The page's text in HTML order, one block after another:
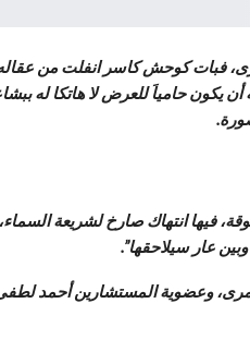
فبات كوحش كاسر انفلت من
حامياَ للعرض لا هاتكا له
فيها انتهاك صارخ لشريعة
عار سيلاحقها”.
وعضوية المستشارين أحمد